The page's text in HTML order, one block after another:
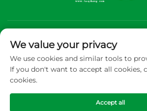
Copyright © 2026 GUANGDONG TIA
We value your privacy
We use cookies and similar tools to
If you don't want to accept all cookies,
cookies.
Accept all